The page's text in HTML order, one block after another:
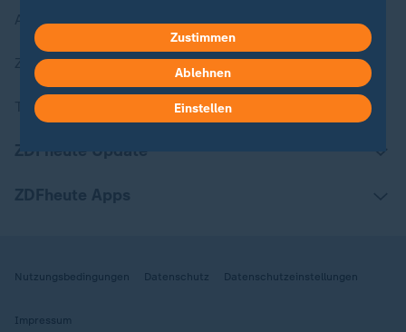
Aktuelle Sendungs-Videos
ZDFheute Stories
Themen im Überblick
ZDFheute Update
Nutzungsbedingungen Datenschutz Datenschutzeinstellungen
Impressum
Zustimmen
Ablehnen
Einstellen